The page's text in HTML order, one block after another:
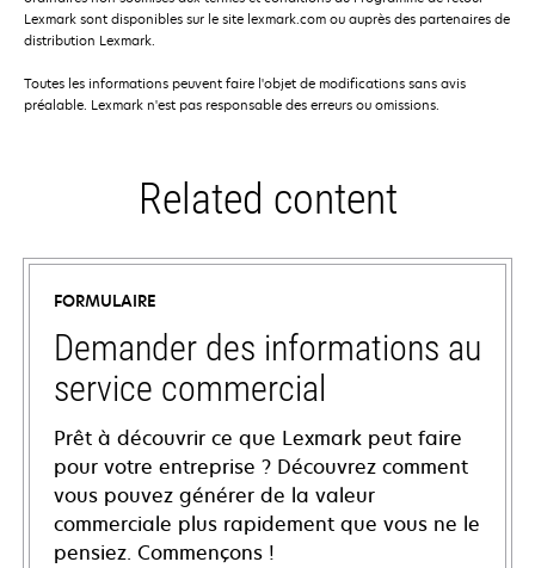
Lexmark sont disponibles sur le site lexmark.com ou auprès des partenaires de
distribution Lexmark.
Toutes les informations peuvent faire l'objet de modifications sans avis
préalable. Lexmark n'est pas responsable des erreurs ou omissions.
Related content
FORMULAIRE
Demander des informations au
service commercial
Prêt à découvrir ce que Lexmark peut faire
pour votre entreprise ? Découvrez comment
vous pouvez générer de la valeur
commerciale plus rapidement que vous ne le
pensiez. Commençons !